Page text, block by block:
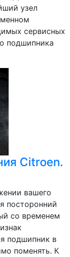
узел
сервисных
подшипника
Citroen.
вашего
посторонний
со временем
подшипник в
поменять. К